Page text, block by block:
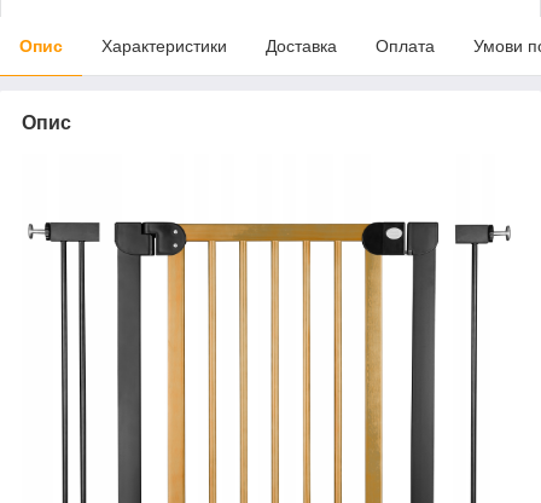
Опис Характеристики Доставка Оплата Умови
Опис